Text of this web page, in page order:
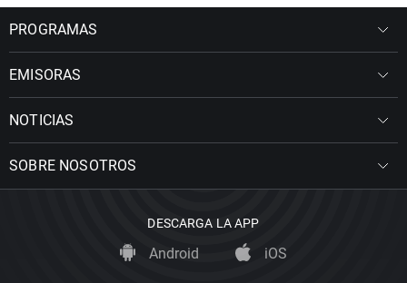
PROGRAMAS
EMISORAS
NOTICIAS
SOBRE NOSOTROS
DESCARGA LA APP
Android iOS